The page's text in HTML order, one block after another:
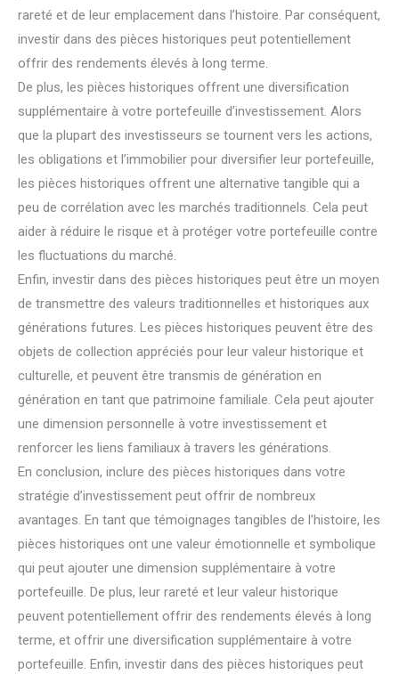
rareté et de leur emplacement dans l’histoire. Par conséquent,
investir dans des pièces historiques peut potentiellement
offrir des rendements élevés à long terme.
De plus, les pièces historiques offrent une diversification
supplémentaire à votre portefeuille d’investissement. Alors
que la plupart des investisseurs se tournent vers les actions,
les obligations et l’immobilier pour diversifier leur portefeuille,
les pièces historiques offrent une alternative tangible qui a
peu de corrélation avec les marchés traditionnels. Cela peut
aider à réduire le risque et à protéger votre portefeuille contre
les fluctuations du marché.
Enfin, investir dans des pièces historiques peut être un moyen
de transmettre des valeurs traditionnelles et historiques aux
générations futures. Les pièces historiques peuvent être des
objets de collection appréciés pour leur valeur historique et
culturelle, et peuvent être transmis de génération en
génération en tant que patrimoine familiale. Cela peut ajouter
une dimension personnelle à votre investissement et
renforcer les liens familiaux à travers les générations.
En conclusion, inclure des pièces historiques dans votre
stratégie d’investissement peut offrir de nombreux
avantages. En tant que témoignages tangibles de l’histoire, les
pièces historiques ont une valeur émotionnelle et symbolique
qui peut ajouter une dimension supplémentaire à votre
portefeuille. De plus, leur rareté et leur valeur historique
peuvent potentiellement offrir des rendements élevés à long
terme, et offrir une diversification supplémentaire à votre
portefeuille. Enfin, investir dans des pièces historiques peut